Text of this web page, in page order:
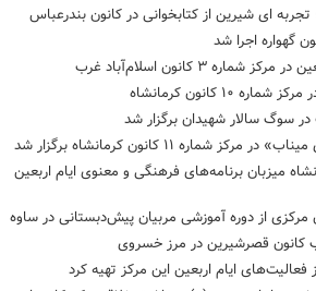
ای شیرین از کتابخوانی در کانون بندرعباس
گهواره اجرا شد
۳ کانون اسلام‌آباد غرب
۱۰ کانون کرمانشاه
در سوگ سالار شهیدان برگزار شد
شماره ۱۱ کانون کرمانشاه برگزار شد
کانون کرمانشاه میزبان برنامه‌های فرهنگی و معنوی ایام اربعین
مرکزی از دوره آموزشی مربیان پیش‌دبستانی در ساوه
کانون قصرشیرین در مرز خسروی
فعالیت‌های ایام اربعین این مرکز تهیه کرد